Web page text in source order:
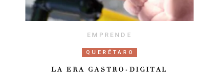
EMPRENDE
QUERÉTARO
LA ERA GASTRO-DIGITAL